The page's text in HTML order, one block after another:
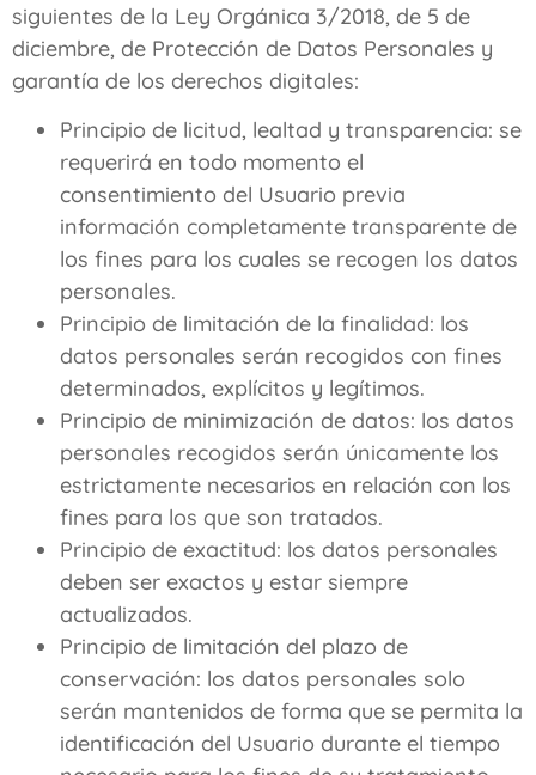
siguientes de la Ley Orgánica 3/2018, de 5 de
diciembre, de Protección de Datos Personales y
garantía de los derechos digitales:
Principio de licitud, lealtad y transparencia: se
requerirá en todo momento el
consentimiento del Usuario previa
información completamente transparente de
los fines para los cuales se recogen los datos
personales.
Principio de limitación de la finalidad: los
datos personales serán recogidos con fines
determinados, explícitos y legítimos.
Principio de minimización de datos: los datos
personales recogidos serán únicamente los
estrictamente necesarios en relación con los
fines para los que son tratados.
Principio de exactitud: los datos personales
deben ser exactos y estar siempre
actualizados.
Principio de limitación del plazo de
conservación: los datos personales solo
serán mantenidos de forma que se permita la
identificación del Usuario durante el tiempo